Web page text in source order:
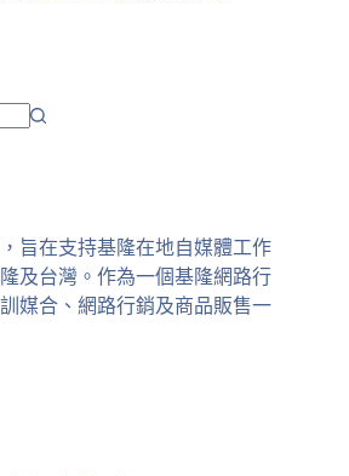
旨在支持基隆在地自媒體工作
及台灣。作為一個基隆網路行
媒合、網路行銷及商品販售一